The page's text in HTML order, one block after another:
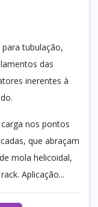
tubulação,
das
inerentes à
nos pontos
que abraçam
mola helicoidal,
Aplicação...